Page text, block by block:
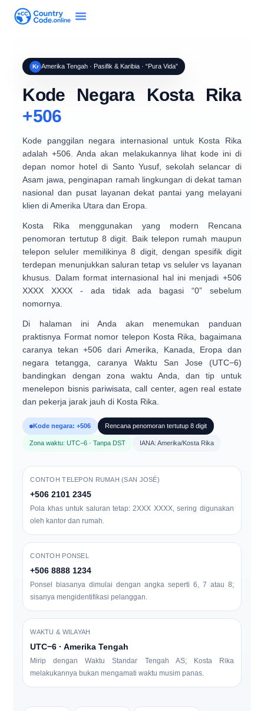
Kr Amerika Tengah · Pasifik & Karibia · “Pura Vida”
Kode Negara Kosta Rika
+506
Kode panggilan negara internasional untuk Kosta Rika
adalah+506 . Anda akan melakukannya lihat kode ini di
depan nomor hotel di Santo Yusuf, sekolah selancar di
Asam jawa , penginapan ramah lingkungan di dekat taman
nasional dan pusat layanan dekat pantai yang melayani
klien di Amerika Utara dan Eropa.
Kosta Rika menggunakan yang modern Rencana
penomoran tertutup 8 digit . Baik telepon rumah maupun
telepon seluler memilikinya8 digit, dengan spesifik digit
terdepan menunjukkan saluran tetap vs seluler vs layanan
khusus. Dalam format internasional hal ini menjadi +506
XXXX XXXX - ada tidak ada bagasi “0”sebelum
nomornya.
Di halaman ini Anda akan menemukan panduan
praktisnya Format nomor telepon Kosta Rika , bagaimana
caranya tekan +506 dari Amerika, Kanada, Eropa dan
negara tetangga, caranya Waktu San Jose (UTC−6)
bandingkan dengan zona waktu Anda, dan tip untuk
menelepon bisnis pariwisata, call center, agen real estate
dan pekerja jarak jauh di Kosta Rika.
Kode negara: +506 Rencana penomoran tertutup 8 digit
Zona waktu: UTC−6 · Tanpa DST IANA: Amerika/Kosta Rika
CONTOH TELEPON RUMAH (SAN JOSÉ)
+506 2101 2345
Pola khas untuk saluran tetap:2XXX XXXX, sering digunakan
oleh kantor dan rumah.
CONTOH PONSEL
+506 8888 1234
Ponsel biasanya dimulai dengan angka seperti 6, 7 atau 8;
sisanya mengidentifikasi pelanggan.
WAKTU & WILAYAH
UTC−6 · Amerika Tengah
Mirip dengan Waktu Standar Tengah AS; Kosta Rika
melakukannya bukan mengamati waktu musim panas.